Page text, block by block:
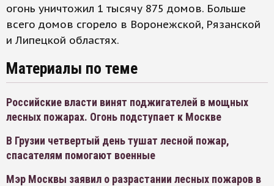
огонь уничтожил 1 тысячу 875 домов. Больше
всего домов сгорело в Воронежской, Рязанской
и Липецкой областях.
Материалы по теме
Российские власти винят поджигателей в мощных
лесных пожарах. Огонь подступает к Москве
В Грузии четвертый день тушат лесной пожар,
спасателям помогают военные
Мэр Москвы заявил о разрастании лесных пожаров в